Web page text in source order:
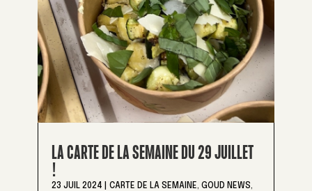
LA CARTE DE LA SEMAINE DU 29 JUILLET
!
23 JUIL 2024 CARTE DE LA SEMAINE, GOUD NEWS,